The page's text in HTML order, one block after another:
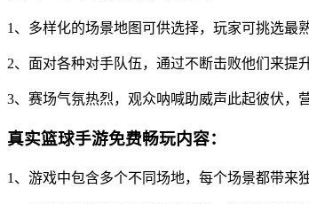
1、多样化的场景地图可供选择，玩家可挑选最
2、面对各种对手队伍，通过不断击败他们来提
3、赛场气氛热烈，观众呐喊助威声此起彼伏，
真实篮球手游免费畅玩内容：
1、游戏中包含多个不同场地，每个场景都带来